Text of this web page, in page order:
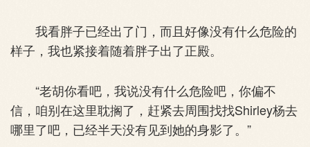
我看胖子已经出了门，而且好像没有什么危险的
样子，我也紧接着随着胖子出了正殿。
“老胡你看吧，我说没有什么危险吧，你偏不
信，咱别在这里耽搁了，赶紧去周围找找Shirley杨去
哪里了吧，已经半天没有见到她的身影了。”